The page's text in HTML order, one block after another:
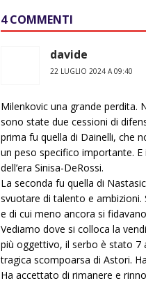
4 COMMENTI
davide
22 LUGLIO 2024 A 09:40
Milenkovic una grande perdita.
sono state due cessioni di
prima fu quella di Dainelli, che
un peso specifico importante.
dell’era Sinisa-DeRossi.
La seconda fu quella di
svuotare di talento e
e di cui meno ancora si
Vediamo dove si colloca la
più oggettivo, il serbo è stato 7
tragica scompoarsa di Astori.
Ha accettato di rimanere e